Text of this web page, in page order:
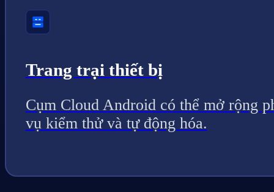
Trang trại thiết bị
Cụm Cloud Android có thể mở rộng
vụ kiểm thử và tự động hóa.